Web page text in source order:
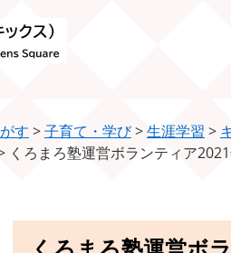
す >子育て・学び>生涯学習 >
くろまろ塾運営ボランティア